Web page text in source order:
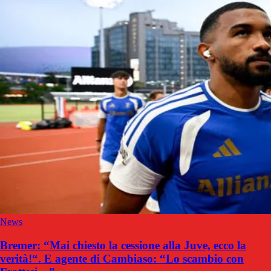
News
Bremer: “Mai chiesto la cessione alla Juve, ecco la
verità!“. E agente di Cambiaso: “Lo scambio con